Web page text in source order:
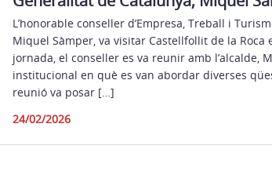
L’honorable conseller d’Empresa, Treball i
Miquel Sàmper, va visitar Castellfollit de la
jornada, el conseller es va reunir amb l’alcalde,
institucional en què es van abordar diverses
reunió va posar […]
24/02/2026